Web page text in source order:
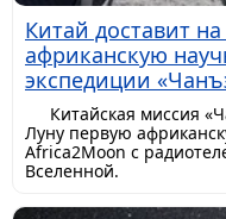
Китай доставит
африканскую
экспедиции
Китайская миссия
Луну первую
Africa2Moon с
Вселенной.